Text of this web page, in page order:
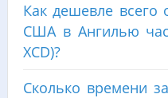
Как дешевле всего
США в Ангилью
XCD)?
Сколько времени